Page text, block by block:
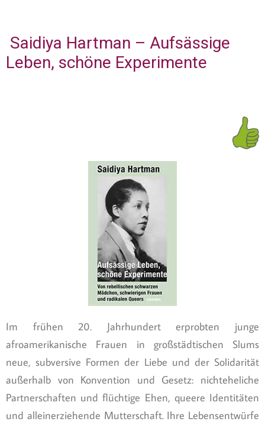
Saidiya Hartman – Aufsässige
Leben, schöne Experimente
Im frühen 20. Jahrhundert erprobten junge
afroamerikanische Frauen in großstädtischen Slums
neue, subversive Formen der Liebe und der Solidarität
außerhalb von Konvention und Gesetz: nichteheliche
Partnerschaften und flüchtige Ehen, queere Identitäten
und alleinerziehende Mutterschaft. Ihre Lebensentwürfe